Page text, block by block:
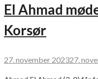
El Ahmad
Korsør
27. november 202327.